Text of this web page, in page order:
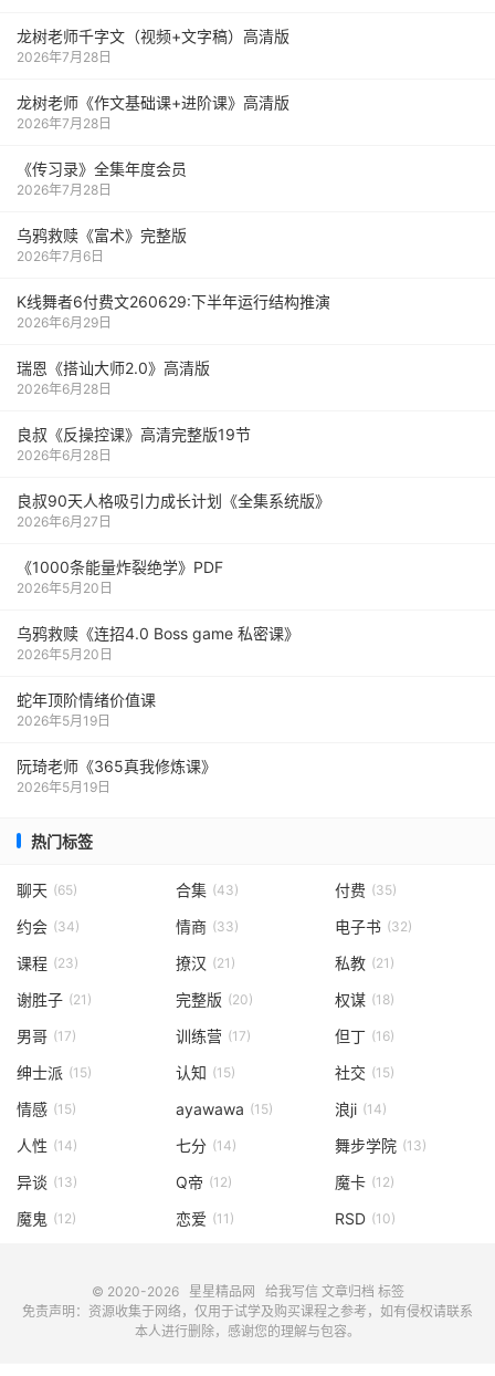
龙树老师千字文（视频+文字稿）高清版
2026年7月28日
龙树老师《作文基础课+进阶课》高清版
2026年7月28日
《传习录》全集年度会员
2026年7月28日
乌鸦救赎《富术》完整版
2026年7月6日
K线舞者6付费文260629:下半年运行结构推演
2026年6月29日
瑞恩《搭讪大师2.0》高清版
2026年6月28日
良叔《反操控课》高清完整版19节
2026年6月28日
良叔90天人格吸引力成长计划《全集系统版》
2026年6月27日
《1000‮能条‬‎量‮裂炸‬‎绝学》PDF
2026年5月20日
乌鸦救赎《连招4.0 Boss game 私密课》
2026年5月20日
蛇年顶阶情绪价值课
2026年5月19日
阮琦老师《365真我修炼课》
2026年5月19日
热门标签
聊天 (65) 合集 (43) 付费 (35)
约会 (34) 情商 (33) 电子书 (32)
课程 (23) 撩汉 (21) 私教 (21)
谢胜子 (21) 完整版 (20) 权谋 (18)
男哥 (17) 训练营 (17) 但丁 (16)
绅士派 (15) 认知 (15) 社交 (15)
情感 (15) ayawawa (15) 浪ji (14)
人性 (14) 七分 (14) 舞步学院 (13)
异谈 (13) Q帝 (12) 魔卡 (12)
魔鬼 (12) 恋爱 (11) RSD (10)
© 2020-2026 星星精品网 给我写信 文章归档 标签
免责声明：资源收集于网络，仅用于试学及购买课程之参考，如有侵权请联系
本人进行删除，感谢您的理解与包容。